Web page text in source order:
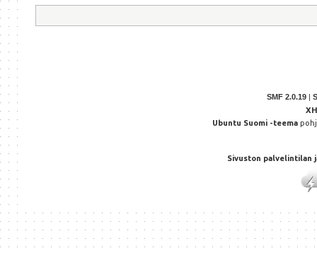
SMF 2.0.19 |
Ubuntu Suomi -teema
Sivuston palvelintilan